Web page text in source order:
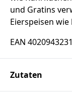
und Gratins
Eierspeisen
EAN
Zutaten